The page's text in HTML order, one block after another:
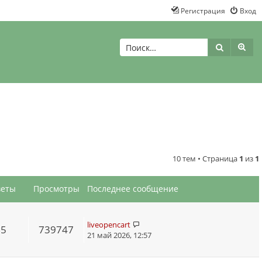
Вход
Регистрация
Поиск
10 тем • Страница 1 из 1
Просмотры Последнее сообщение
739747
liveopencart
21 май 2026, 12:57